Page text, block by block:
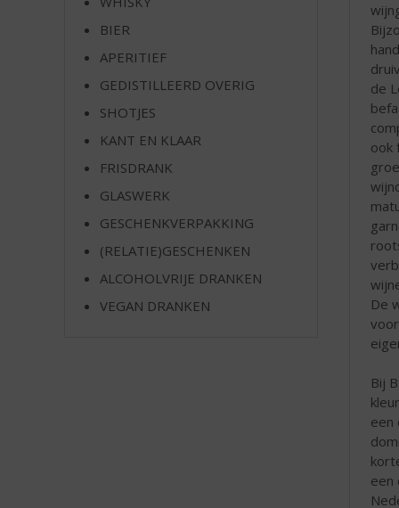
de
ook
De
Bij
een
een
BIER
APERITIEF
GEDISTILLEERD OVERIG
SHOTJES
KANT EN KLAAR
FRISDRANK
GLASWERK
GESCHENKVERPAKKING
(RELATIE)GESCHENKEN
ALCOHOLVRIJE DRANKEN
VEGAN DRANKEN